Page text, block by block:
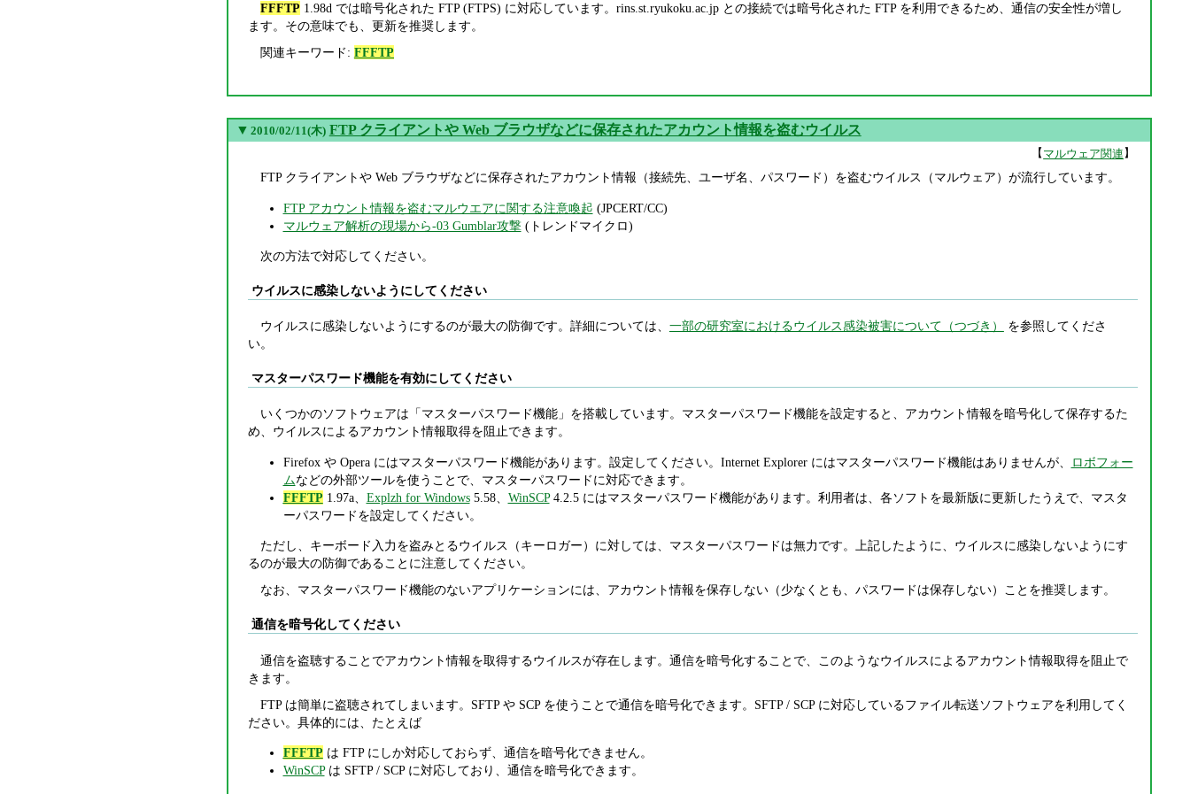
FFFTP 1.98d では暗号化された FTP (FTPS) に対応しています。rins.st.ryukoku.ac.jp との接続では暗号化された FTP を利用できるため、通信の安全性が増し
ます。その意味でも、更新を推奨します。
関連キーワード: FFFTP
▼ 2010/02/11(木) FTP クライアントや Web ブラウザなどに保存されたアカウント情報を盗むウイルス
【 マルウェア関連 】
FTP クライアントや Web ブラウザなどに保存されたアカウント情報（接続先、ユーザ名、パスワード）を盗むウイルス（マルウェア）が流行しています。
FTP アカウント情報を盗むマルウエアに関する注意喚起 (JPCERT/CC)
マルウェア解析の現場から-03 Gumblar攻撃(トレンドマイクロ)
次の方法で対応してください。
ウイルスに感染しないようにしてください
ウイルスに感染しないようにするのが最大の防御です。詳細については、 一部の研究室におけるウイルス感染被害について（つづき）
を参照してくださ
い。
マスターパスワード機能を有効にしてください
いくつかのソフトウェアは「マスターパスワード機能」を搭載しています。マスターパスワード機能を設定すると、アカウント情報を暗号化して保存するた
め、ウイルスによるアカウント情報取得を阻止できます。
Firefox や Opera にはマスターパスワード機能があります。設定してください。Internet Explorer にはマスターパスワード機能はありませんが、
ロボフォー
ムなどの外部ツールを使うことで、マスターパスワードに対応できます。
FFFTP 1.97a、 Explzh for Windows5.58、 WinSCP4.2.5 にはマスターパスワード機能があります。利用者は、各ソフトを最新版に更新したうえで、マスタ
ーパスワードを設定してください。
ただし、キーボード入力を盗みとるウイルス（キーロガー）に対しては、マスターパスワードは無力です。上記したように、ウイルスに感染しないようにす
るのが最大の防御であることに注意してください。
なお、マスターパスワード機能のないアプリケーションには、アカウント情報を保存しない（少なくとも、パスワードは保存しない）ことを推奨します。
通信を暗号化してください
通信を盗聴することでアカウント情報を取得するウイルスが存在します。通信を暗号化することで、このようなウイルスによるアカウント情報取得を阻止で
きます。
FTP は簡単に盗聴されてしまいます。SFTP や SCP を使うことで通信を暗号化できます。SFTP / SCP に対応しているファイル転送ソフトウェアを利用してく
ださい。具体的には、たとえば
FFFTP は FTP にしか対応しておらず、通信を暗号化できません。
WinSCPは SFTP / SCP に対応しており、通信を暗号化できます。